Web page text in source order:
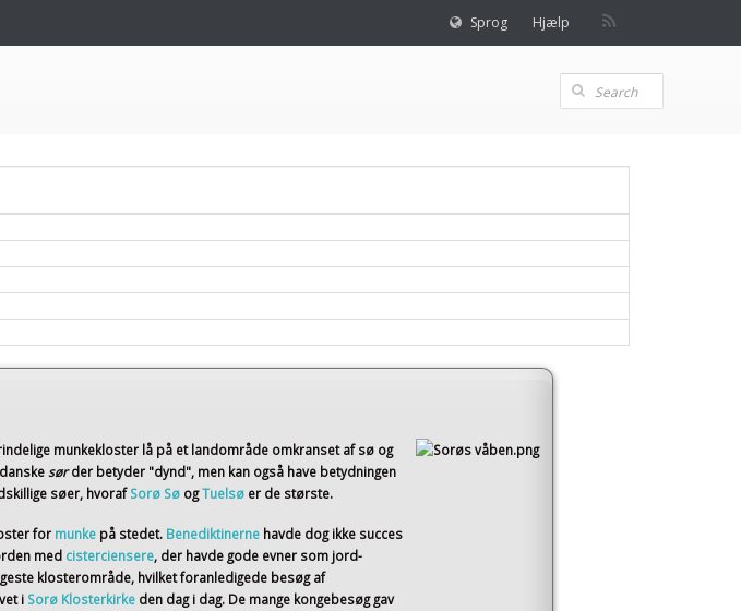
Sprog Hjælp
munkekloster lå på et landområde omkranset af sø og
sør der betyder "dynd", men kan også have betydningen
søer, hvoraf Sorø Sø ogTuelsø er de største.
for munke på stedet. Benediktinerne havde dog ikke succes
med cisterciensere, der havde gode evner som jord-
klosterområde, hvilket foranledigede besøg af
i Sorø Klosterkirke den dag i dag. De mange kongebesøg gav